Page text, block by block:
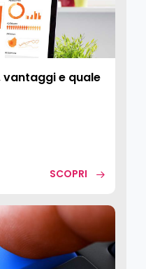
vantaggi e quale
SCOPRI